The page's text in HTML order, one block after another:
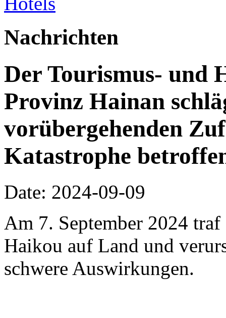
Nachrichten
Der Tourismus- und
Provinz Hainan
vorübergehenden
Katastrophe
Date: 2024-09-09
Am 7. September 2024
Haikou auf Land und
schwere Auswirkungen.